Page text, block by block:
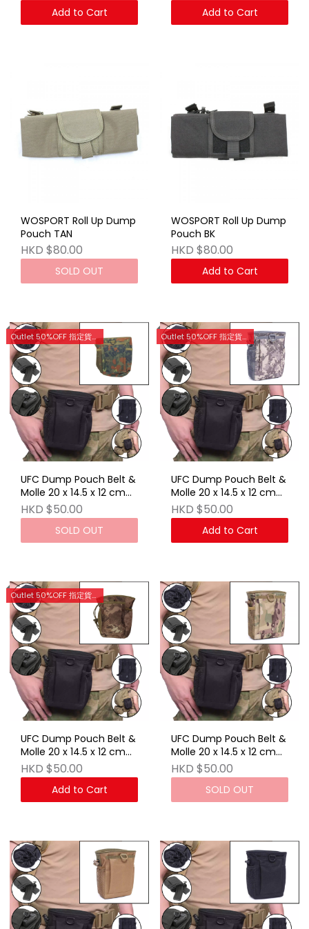
Add to Cart Add to Cart
WOSPORT Roll Up Dump
Pouch TAN
HKD $80.00
SOLD OUT
WOSPORT Roll Up Dump
Pouch BK
HKD $80.00
Add to Cart
Outlet 50%OFF 指定貨品優惠 (門市網店同步)
UFC Dump Pouch Belt &
Molle 20 x 14.5 x 12 cm
(German FLECKTARN)
HKD $50.00
SOLD OUT
Outlet 50%OFF 指定貨品優惠 (門市網店同步)
UFC Dump Pouch Belt &
Molle 20 x 14.5 x 12 cm
ACU
HKD $50.00
Add to Cart
Outlet 50%OFF 指定貨品優惠 (門市網店同步)
UFC Dump Pouch Belt &
Molle 20 x 14.5 x 12 cm
(Banshee)
HKD $50.00
Add to Cart
UFC Dump Pouch Belt &
Molle 20 x 14.5 x 12 cm
Multicam
HKD $50.00
SOLD OUT